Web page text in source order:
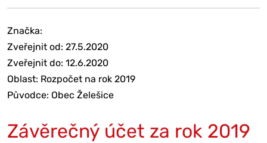
Značka:
Zveřejnit od: 27.5.2020
Zveřejnit do: 12.6.2020
Oblast: Rozpočet na rok 2019
Původce: Obec Želešice
Závěrečný účet za rok 2019